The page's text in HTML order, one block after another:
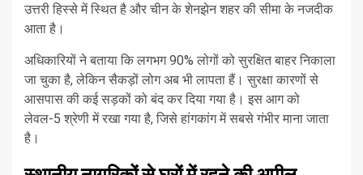
उत्तरी हिस्से में स्थित है और चीन के शेनझेन शहर की सीमा के नजदीक
आता है।
अधिकारियों ने बताया कि लगभग 90% लोगों को सुरक्षित बाहर निकाला
जा चुका है, लेकिन सैकड़ों लोग अब भी लापता हैं। सुरक्षा कारणों से
आसपास की कई सड़कों को बंद कर दिया गया है। इस आग को
लेवल-5 श्रेणी में रखा गया है, जिसे हांगकांग में सबसे गंभीर माना जाता
है।